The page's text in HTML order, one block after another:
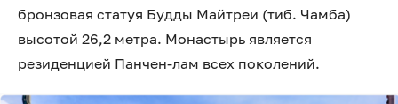
бронзовая статуя Будды Майтреи (тиб. Чамба)
высотой 26,2 метра. Монастырь является
резиденцией Панчен-лам всех поколений.